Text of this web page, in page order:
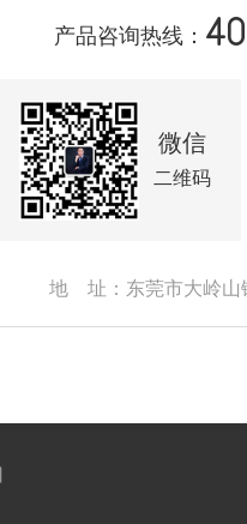
产品咨询热线：
微信
二维码
地 址：东莞市大岭山